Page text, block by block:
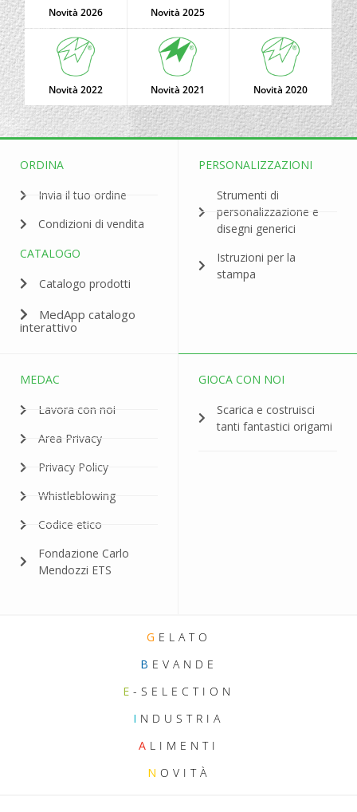
Novità 2026 Novità 2025
Novità 2022 Novità 2021 Novità 2020
ORDINA
Invia il tuo ordine
Condizioni di vendita
CATALOGO
Catalogo prodotti
MedApp catalogo
interattivo
PERSONALIZZAZIONI
Strumenti di
personalizzazione e
disegni generici
Istruzioni per la
stampa
MEDAC
Lavora con noi
Area Privacy
Privacy Policy
Whistleblowing
Codice etico
Fondazione Carlo
Mendozzi ETS
GIOCA CON NOI
Scarica e costruisci
tanti fantastici origami
G ELATO
B EVANDE
E -SELECTION
I NDUSTRIA
A LIMENTI
N OVITÀ